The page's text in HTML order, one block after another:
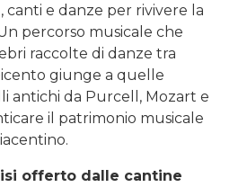
e danze per rivivere la
percorso musicale che
raccolte di danze tra
giunge a quelle
antichi da Purcell, Mozart e
il patrimonio musicale
offerto dalle cantine